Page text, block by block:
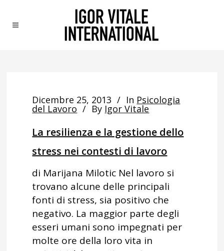
Dicembre 25, 2013 In Psicologia
del Lavoro By Igor Vitale
La resilienza e la gestione dello
stress nei contesti di lavoro
di Marijana Milotic Nel lavoro si
trovano alcune delle principali
fonti di stress, sia positivo che
negativo. La maggior parte degli
esseri umani sono impegnati per
molte ore della loro vita in